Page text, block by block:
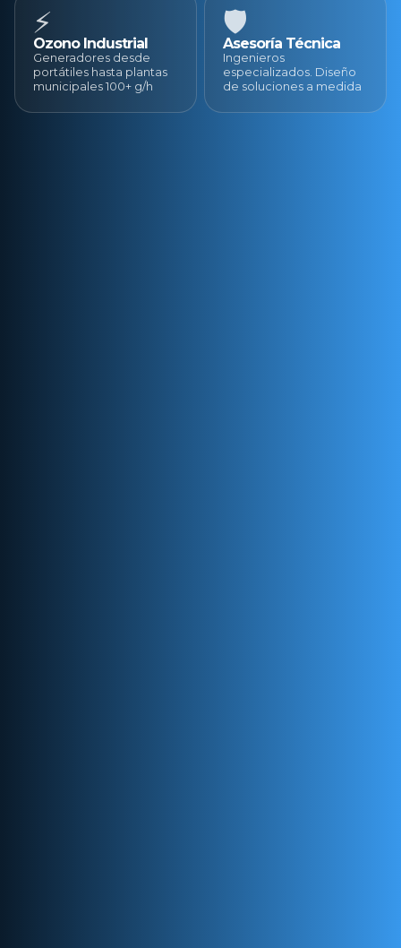
⚡
Ozono Industrial
Generadores desde
portátiles hasta plantas
municipales 100+ g/h
🛡️
Asesoría Técnica
Ingenieros
especializados. Diseño
de soluciones a medida